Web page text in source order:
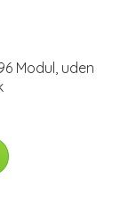
Modul, uden